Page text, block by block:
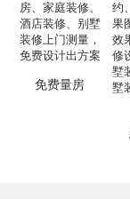
免费量房